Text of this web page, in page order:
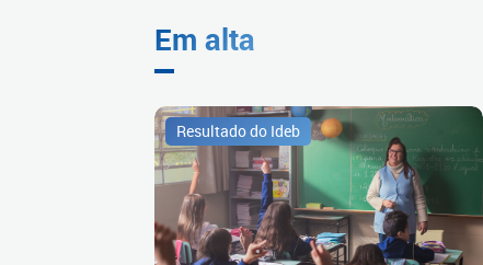
Em alta
Resultado do Ideb